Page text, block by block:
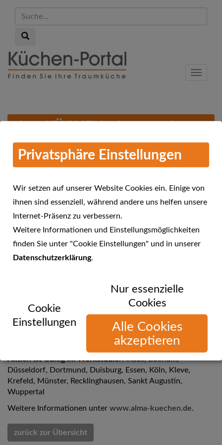
Suche...
Skip
to
main
Menu
Küche kaufen
alma KÜCHEN - Jetzt noch Küche kaufen
Jetzt noch Küche kaufen ... und die alten Preise aus 2016
sichern!
Aktion ist Gültig im Werkstudio:Ahaus, Bochum,
Düsseldorf, Dortmund, Duisburg, Essen, Köln, Kleve,
Krefeld, Münster, Recklinghausen, Sankt Augustin,
Wuppertal
Weitere Informationen unter www.alma-kuechen.de.
zurück zur Übersicht
Privatsphäre Einstellungen
Wir setzen auf unserer Website Cookies ein. Einige von
ihnen sind essenziell, während andere uns helfen unsere
Internet-Präsenz zu verbessern.
Weitere Informationen und Einstellungsmöglichkeiten
finden Sie unter "Cookie Einstellungen" und in unserer
Datenschutzerklärung.
Cookie
Einstellungen
Nur essenzielle
Cookies
Alle Cookies
akzeptieren